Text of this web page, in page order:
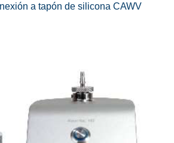
a tapón de silicona CAWV